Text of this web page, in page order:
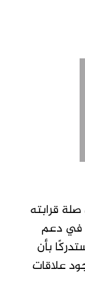
قرابته
في دعم
بأن
علاقات